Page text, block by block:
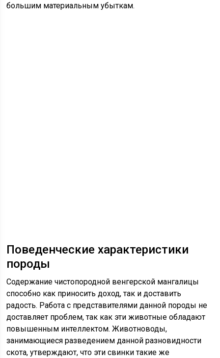
большим материальным убыткам.
Поведенческие характеристики
породы
Содержание чистопородной венгерской мангалицы
способно как приносить доход, так и доставить
радость. Работа с представителями данной породы не
доставляет проблем, так как эти животные обладают
повышенным интеллектом. Животноводы,
занимающиеся разведением данной разновидности
скота, утверждают, что эти свинки такие же